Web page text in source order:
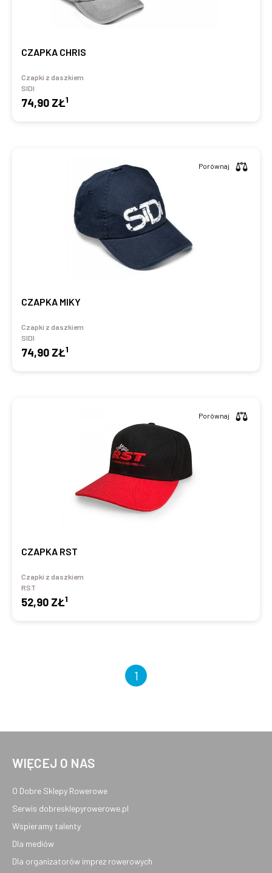
CZAPKA CHRIS
Czapki z daszkiem
SIDI
74,90 ZŁ1
CZAPKA MIKY
Czapki z daszkiem
SIDI
74,90 ZŁ1
Porównaj
CZAPKA RST
Czapki z daszkiem
RST
52,90 ZŁ1
Porównaj
1
WIĘCEJ O NAS
O Dobre Sklepy Rowerowe
Serwis dobresklepyrowerowe.pl
Wspieramy talenty
Dla mediów
Dla organizatorów imprez rowerowych